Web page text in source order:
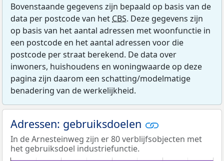
Bovenstaande gegevens zijn bepaald op basis van de
data per postcode van het CBS. Deze gegevens zijn
op basis van het aantal adressen met woonfunctie in
een postcode en het aantal adressen voor die
postcode per straat berekend. De data over
inwoners, huishoudens en woningwaarde op deze
pagina zijn daarom een schatting/modelmatige
benadering van de werkelijkheid.
Adressen: gebruiksdoelen
In de Arnesteinweg zijn er 80 verblijfsobjecten met
het gebruiksdoel industriefunctie.